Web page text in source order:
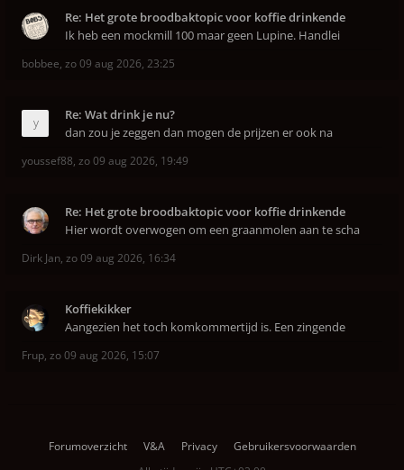
Re: Het grote broodbaktopic voor koffie drinkende
Ik heb een mockmill 100 maar geen Lupine. Handlei
bobbee, zo 09 aug 2026, 23:25
Re: Wat drink je nu?
dan zou je zeggen dan mogen de prijzen er ook na
youssef88, zo 09 aug 2026, 19:49
Re: Het grote broodbaktopic voor koffie drinkende
Hier wordt overwogen om een graanmolen aan te scha
Dirk Jan, zo 09 aug 2026, 16:34
Koffiekikker
Aangezien het toch komkommertijd is. Een zingende
Frup, zo 09 aug 2026, 15:07
Forumoverzicht V&A Privacy
Gebruikersvoorwaarden